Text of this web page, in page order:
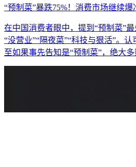
“预制菜”暴跌75%！消费市场继续爆
在中国消费者眼中，提到“预制菜”
“没营业”“隔夜菜”“科技与狠活”。
至如果事先告知是“预制菜”，绝大多